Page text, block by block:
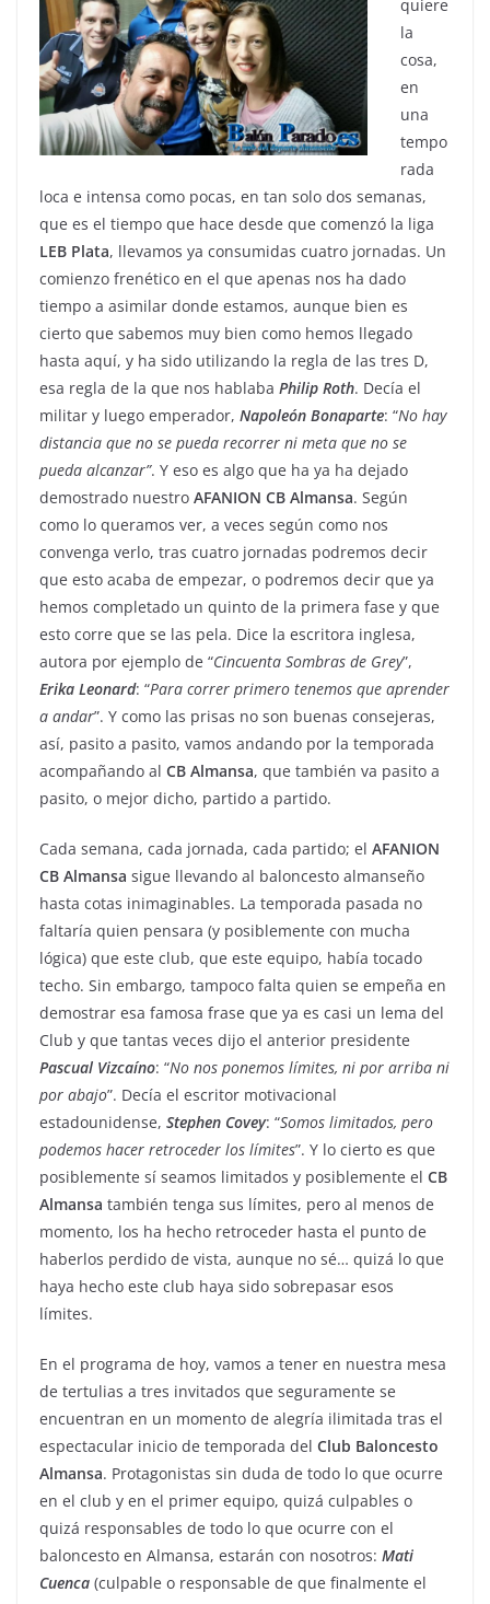
quiere
la
cosa,
en
una
tempo
rada
loca e intensa como pocas, en tan solo dos semanas,
que es el tiempo que hace desde que comenzó la liga
LEB Plata, llevamos ya consumidas cuatro jornadas. Un
comienzo frenético en el que apenas nos ha dado
tiempo a asimilar donde estamos, aunque bien es
cierto que sabemos muy bien como hemos llegado
hasta aquí, y ha sido utilizando la regla de las tres D,
esa regla de la que nos hablaba Philip Roth. Decía el
militar y luego emperador, Napoleón Bonaparte: “No hay
distancia que no se pueda recorrer ni meta que no se
pueda alcanzar”. Y eso es algo que ha ya ha dejado
demostrado nuestro AFANION CB Almansa. Según
como lo queramos ver, a veces según como nos
convenga verlo, tras cuatro jornadas podremos decir
que esto acaba de empezar, o podremos decir que ya
hemos completado un quinto de la primera fase y que
esto corre que se las pela. Dice la escritora inglesa,
autora por ejemplo de “Cincuenta Sombras de Grey”,
Erika Leonard: “Para correr primero tenemos que aprender
a andar”. Y como las prisas no son buenas consejeras,
así, pasito a pasito, vamos andando por la temporada
acompañando al CB Almansa, que también va pasito a
pasito, o mejor dicho, partido a partido.
Cada semana, cada jornada, cada partido; el AFANION
CB Almansa sigue llevando al baloncesto almanseño
hasta cotas inimaginables. La temporada pasada no
faltaría quien pensara (y posiblemente con mucha
lógica) que este club, que este equipo, había tocado
techo. Sin embargo, tampoco falta quien se empeña en
demostrar esa famosa frase que ya es casi un lema del
Club y que tantas veces dijo el anterior presidente
Pascual Vizcaíno: “No nos ponemos límites, ni por arriba ni
por abajo”. Decía el escritor motivacional
estadounidense, Stephen Covey: “Somos limitados, pero
podemos hacer retroceder los límites”. Y lo cierto es que
posiblemente sí seamos limitados y posiblemente el CB
Almansa también tenga sus límites, pero al menos de
momento, los ha hecho retroceder hasta el punto de
haberlos perdido de vista, aunque no sé… quizá lo que
haya hecho este club haya sido sobrepasar esos
límites.
En el programa de hoy, vamos a tener en nuestra mesa
de tertulias a tres invitados que seguramente se
encuentran en un momento de alegría ilimitada tras el
espectacular inicio de temporada del Club Baloncesto
Almansa. Protagonistas sin duda de todo lo que ocurre
en el club y en el primer equipo, quizá culpables o
quizá responsables de todo lo que ocurre con el
baloncesto en Almansa, estarán con nosotros: Mati
Cuenca (culpable o responsable de que finalmente el